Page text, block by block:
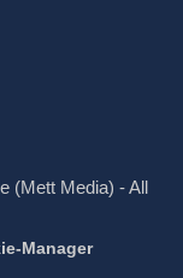
(Mett Media) - All
Manager